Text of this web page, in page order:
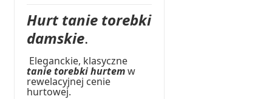
Hurt tanie torebki
damskie.
Eleganckie, klasyczne
tanie torebki hurtemw
rewelacyjnej cenie
hurtowej.